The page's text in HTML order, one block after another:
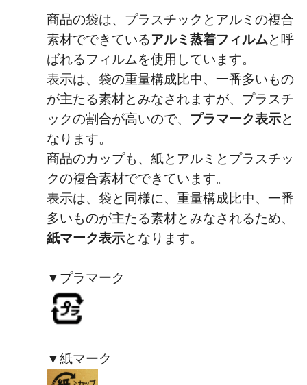
商品の袋は、プラスチックとアルミの複合
素材でできているアルミ蒸着フィルムと呼
ばれるフィルムを使用しています。
表示は、袋の重量構成比中、一番多いもの
が主たる素材とみなされますが、プラスチ
ックの割合が高いので、 プラマーク表示と
なります。
商品のカップも、紙とアルミとプラスチッ
クの複合素材でできています。
表示は、袋と同様に、重量構成比中、一番
多いものが主たる素材とみなされるため、
紙マーク表示となります。
▼プラマーク
▼紙マーク